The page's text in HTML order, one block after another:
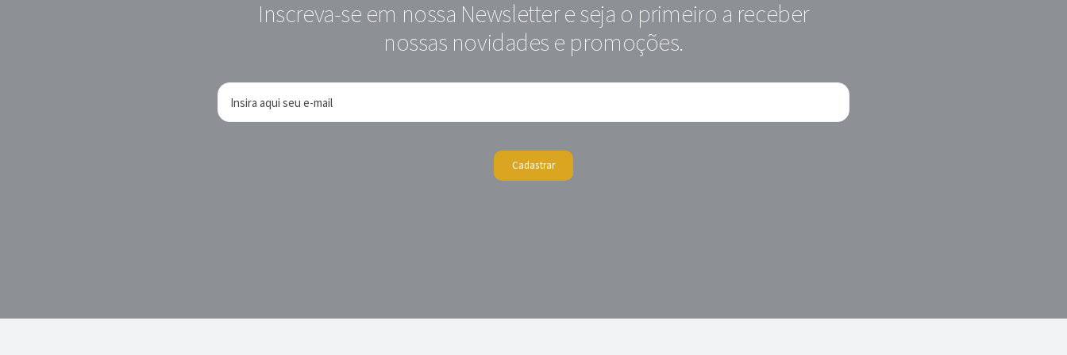
Inscreva-se em nossa Newsletter e seja o primeiro a receber
nossas novidades e promoções.
Cadastrar